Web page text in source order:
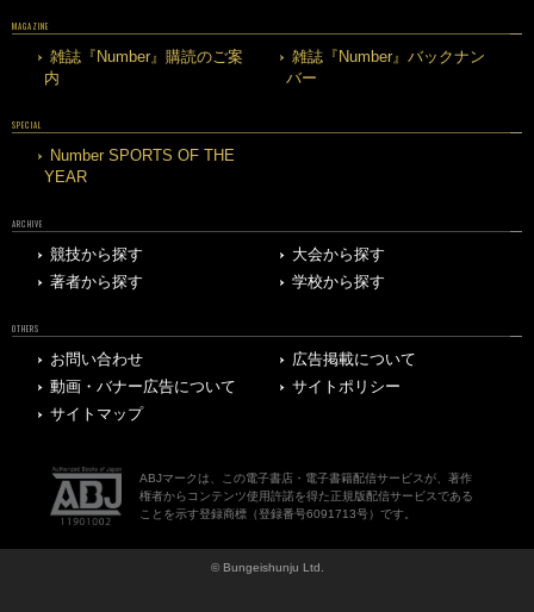
MAGAZINE
雑誌『Number』購読のご案
内
雑誌『Number』バックナン
バー
SPECIAL
Number SPORTS OF THE
YEAR
ARCHIVE
競技から探す
大会から探す
著者から探す
学校から探す
OTHERS
お問い合わせ
広告掲載について
動画・バナー広告について
サイトポリシー
サイトマップ
ABJマークは、この電子書店・電子書籍配信サービスが、著作
権者からコンテンツ使用許諾を得た正規版配信サービスである
ことを示す登録商標（登録番号6091713号）です。
© Bungeishunju Ltd.